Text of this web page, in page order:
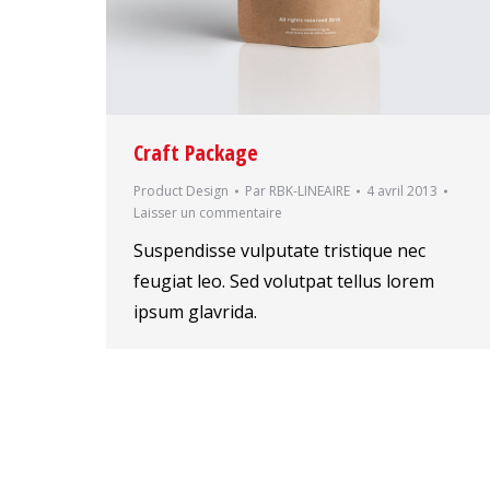
Craft Package
Product Design Par RBK-LINEAIRE
4 avril 2013
Laisser un commentaire
Suspendisse vulputate tristique nec
feugiat leo. Sed volutpat tellus lorem
ipsum glavrida.